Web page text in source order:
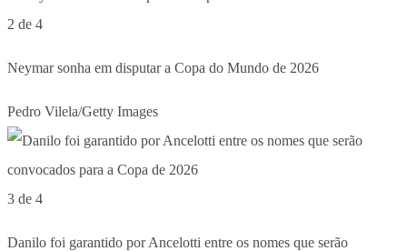
2 de 4
Neymar sonha em disputar a Copa do Mundo de 2026
Pedro Vilela/Getty Images
3 de 4
Danilo foi garantido por Ancelotti entre os nomes que serão